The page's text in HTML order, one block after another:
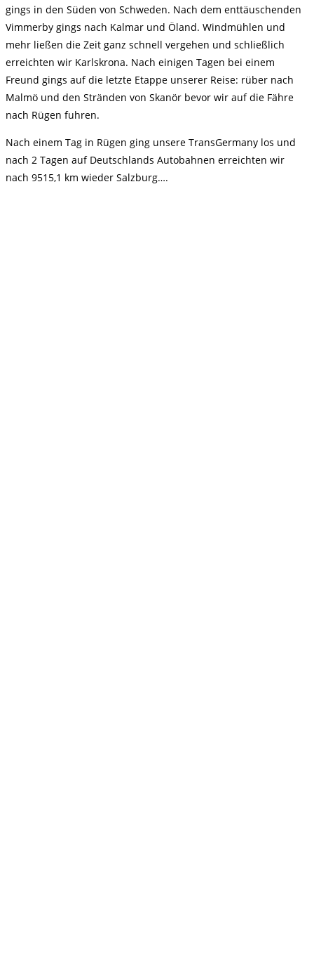
gings in den Süden von Schweden. Nach dem enttäuschenden
Vimmerby gings nach Kalmar und Öland. Windmühlen und
mehr ließen die Zeit ganz schnell vergehen und schließlich
erreichten wir Karlskrona. Nach einigen Tagen bei einem
Freund gings auf die letzte Etappe unserer Reise: rüber nach
Malmö und den Stränden von Skanör bevor wir auf die Fähre
nach Rügen fuhren.
Nach einem Tag in Rügen ging unsere TransGermany los und
nach 2 Tagen auf Deutschlands Autobahnen erreichten wir
nach 9515,1 km wieder Salzburg….